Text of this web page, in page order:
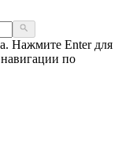
Нажмите Enter для
по